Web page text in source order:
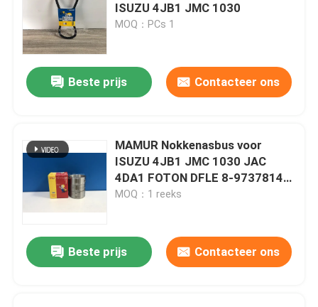
ISUZU 4JB1 JMC 1030
MOQ：PCs 1
Beste prijs Contacteer ons
MAMUR Nokkenasbus voor
ISUZU 4JB1 JMC 1030 JAC
4DA1 FOTON DFLE 8-97378148-
0
MOQ：1 reeks
Beste prijs Contacteer ons